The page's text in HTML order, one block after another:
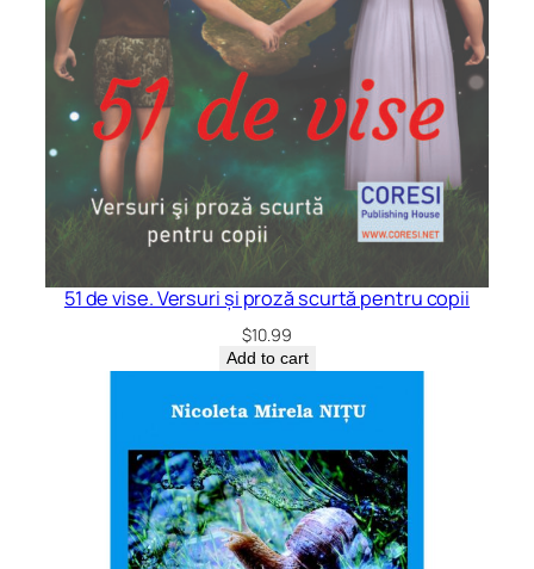
51 de vise. Versuri și proză scurtă pentru copii
$10.99
Add to cart